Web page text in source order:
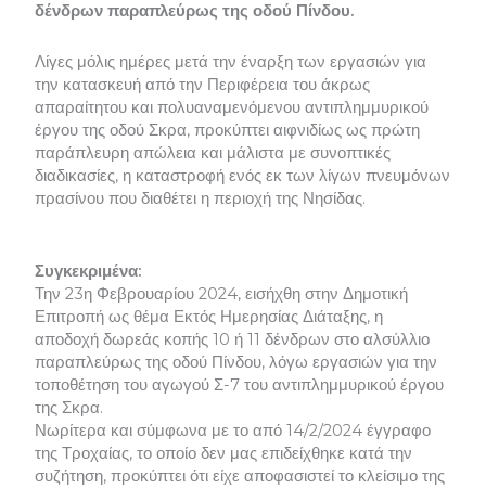
δένδρων παραπλεύρως της οδού Πίνδου.
Λίγες μόλις ημέρες μετά την έναρξη των εργασιών για
την κατασκευή από την Περιφέρεια του άκρως
απαραίτητου και πολυαναμενόμενου αντιπλημμυρικού
έργου της οδού Σκρα, προκύπτει αιφνιδίως ως πρώτη
παράπλευρη απώλεια και μάλιστα με συνοπτικές
διαδικασίες, η καταστροφή ενός εκ των λίγων πνευμόνων
πρασίνου που διαθέτει η περιοχή της Νησίδας.
Συγκεκριμένα:
Την 23η Φεβρουαρίου 2024, εισήχθη στην Δημοτική
Επιτροπή ως θέμα Εκτός Ημερησίας Διάταξης, η
αποδοχή δωρεάς κοπής 10 ή 11 δένδρων στο αλσύλλιο
παραπλεύρως της οδού Πίνδου, λόγω εργασιών για την
τοποθέτηση του αγωγού Σ-7 του αντιπλημμυρικού έργου
της Σκρα.
Νωρίτερα και σύμφωνα με το από 14/2/2024 έγγραφο
της Τροχαίας, το οποίο δεν μας επιδείχθηκε κατά την
συζήτηση, προκύπτει ότι είχε αποφασιστεί το κλείσιμο της